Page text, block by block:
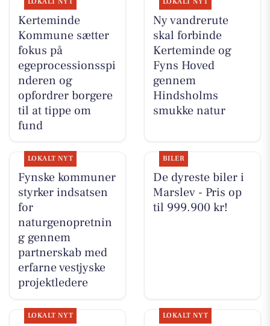
Kerteminde
Kommune sætter
fokus på
egeprocessionsspi
nderen og
opfordrer borgere
til at tippe om
fund
Ny vandrerute
skal forbinde
Kerteminde og
Fyns Hoved
gennem
Hindsholms
smukke natur
LOKALT NYT
Fynske kommuner
styrker indsatsen
for
naturgenopretnin
g gennem
partnerskab med
erfarne vestjyske
projektledere
BILER
De dyreste biler i
Marslev - Pris op
til 999.900 kr!
LOKALT NYT LOKALT NYT